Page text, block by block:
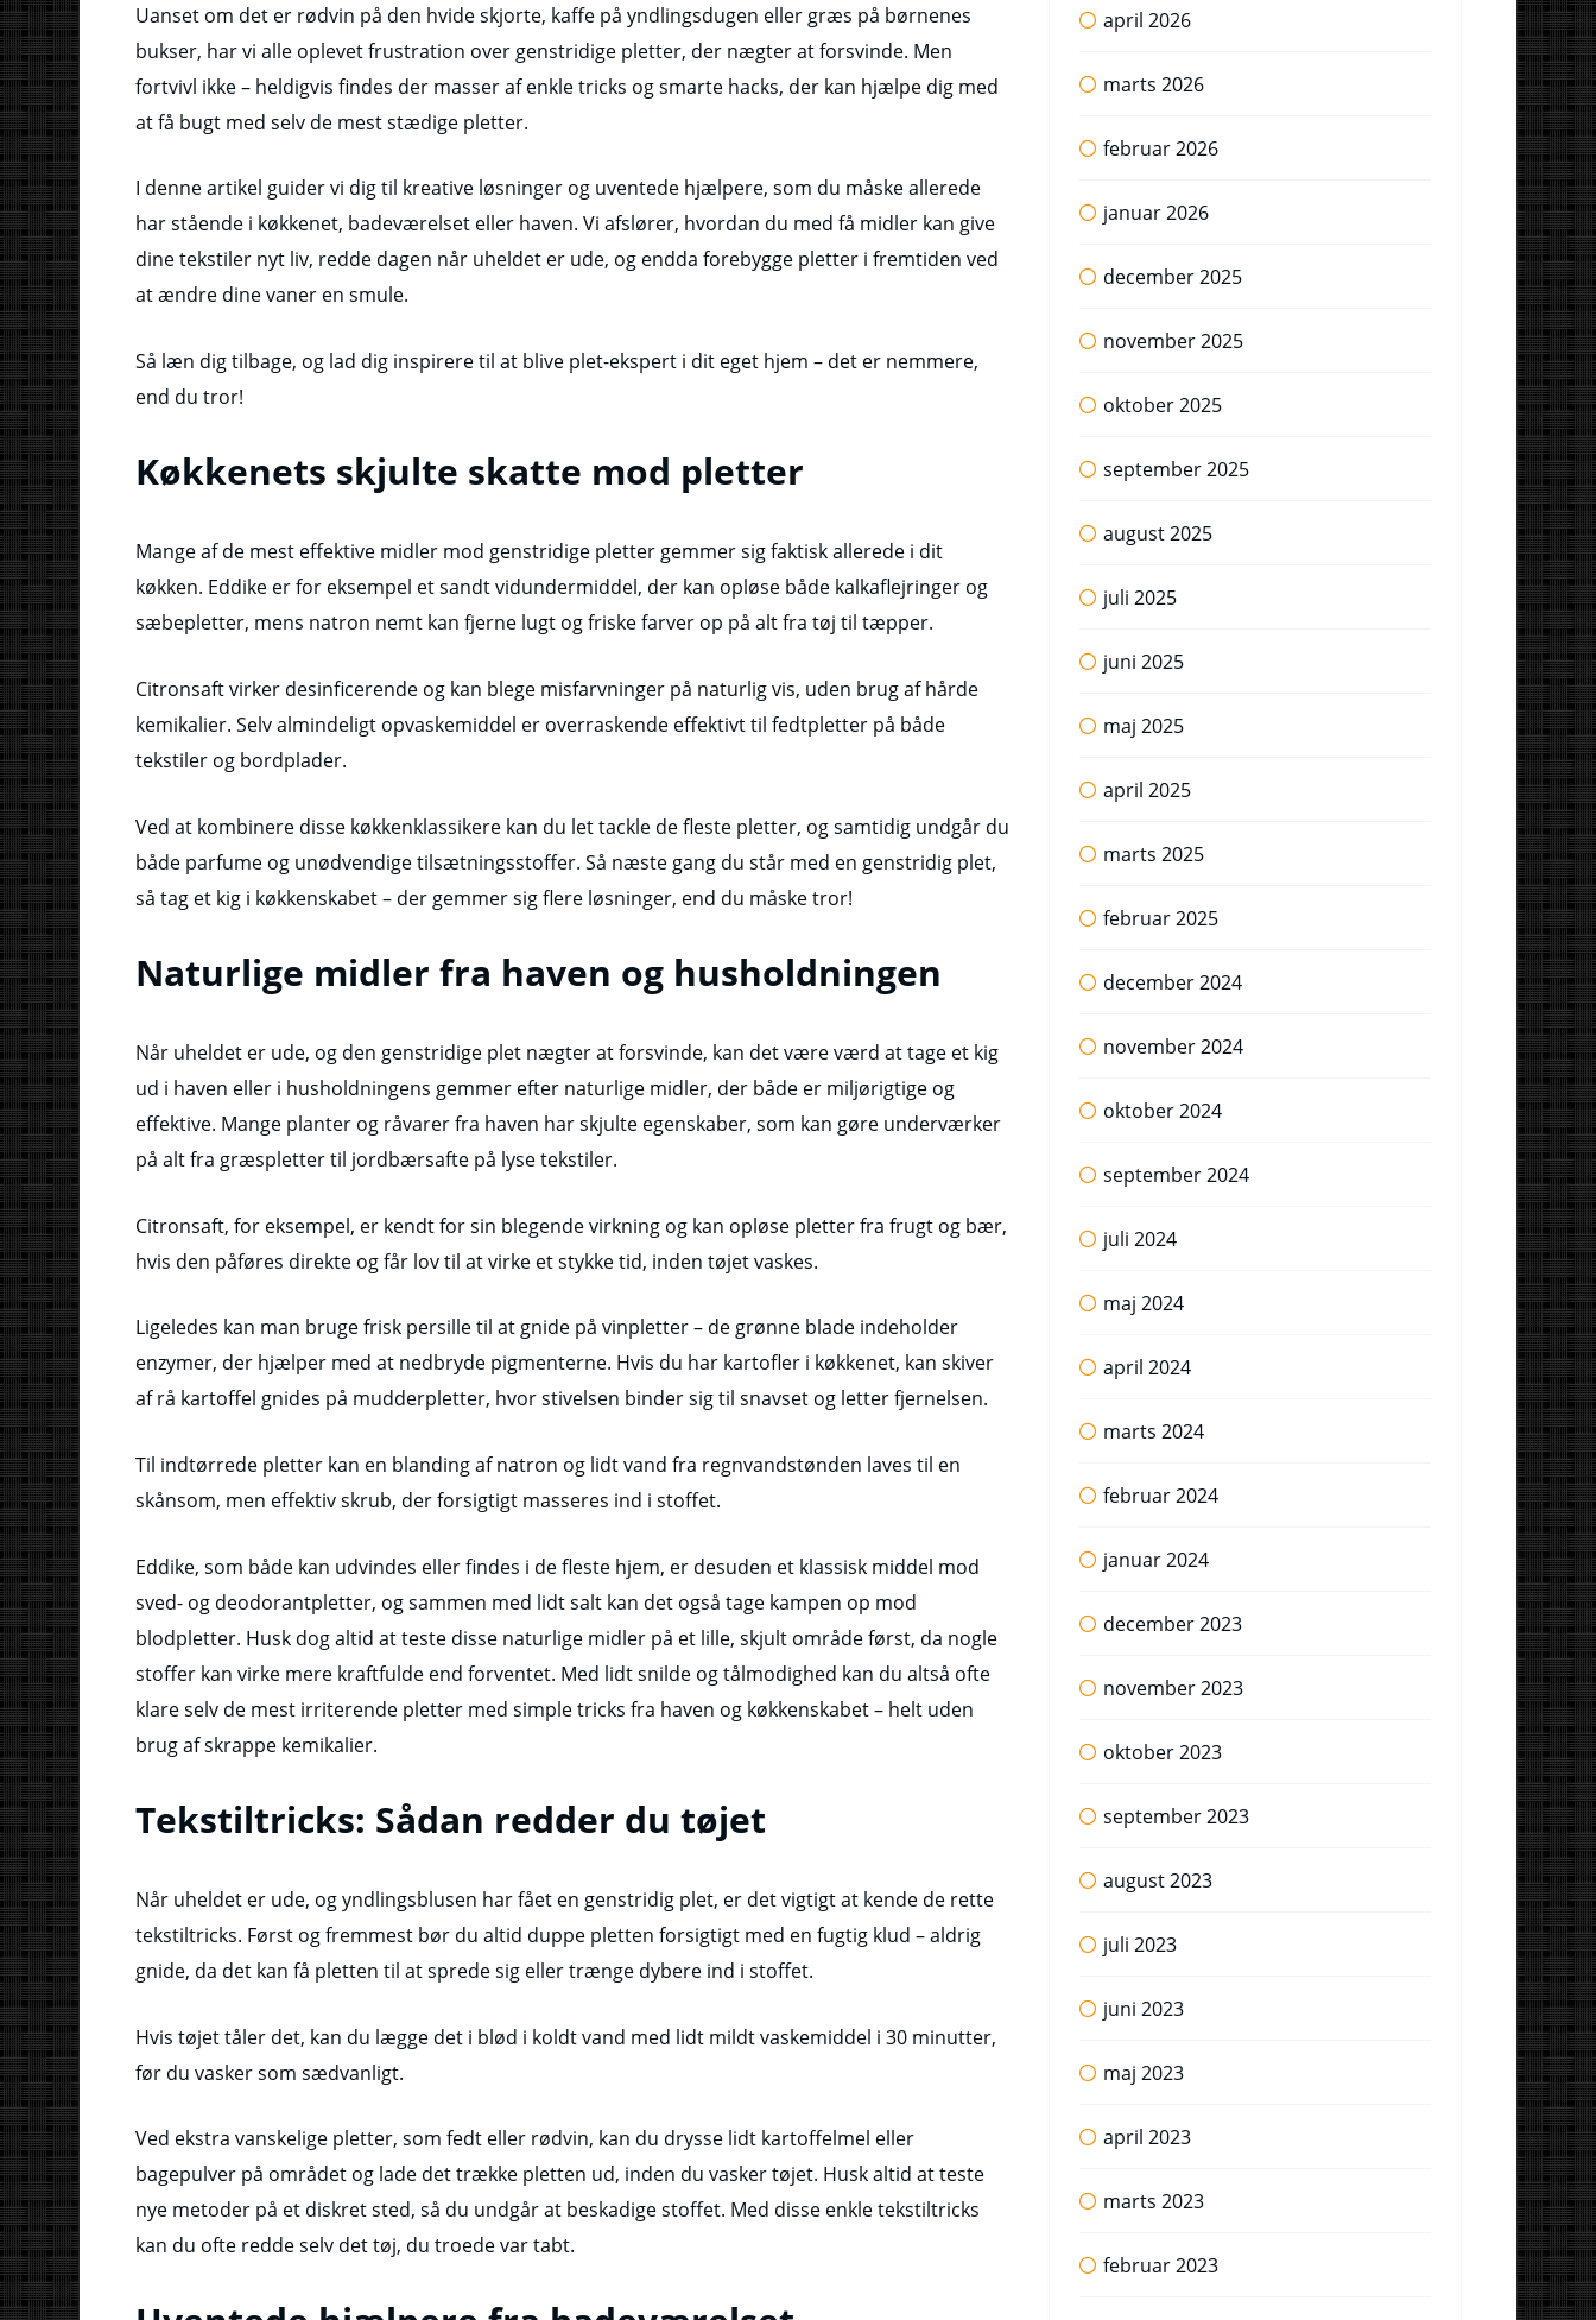
Uanset om det er rødvin på den hvide skjorte, kaffe på yndlingsdugen eller græs på børnenes
bukser, har vi alle oplevet frustration over genstridige pletter, der nægter at forsvinde. Men
fortvivl ikke – heldigvis findes der masser af enkle tricks og smarte hacks, der kan hjælpe dig med
at få bugt med selv de mest stædige pletter.
I denne artikel guider vi dig til kreative løsninger og uventede hjælpere, som du måske allerede
har stående i køkkenet, badeværelset eller haven. Vi afslører, hvordan du med få midler kan give
dine tekstiler nyt liv, redde dagen når uheldet er ude, og endda forebygge pletter i fremtiden ved
at ændre dine vaner en smule.
Så læn dig tilbage, og lad dig inspirere til at blive plet-ekspert i dit eget hjem – det er nemmere,
end du tror!
Køkkenets skjulte skatte mod pletter
Mange af de mest effektive midler mod genstridige pletter gemmer sig faktisk allerede i dit
køkken. Eddike er for eksempel et sandt vidundermiddel, der kan opløse både kalkaflejringer og
sæbepletter, mens natron nemt kan fjerne lugt og friske farver op på alt fra tøj til tæpper.
Citronsaft virker desinficerende og kan blege misfarvninger på naturlig vis, uden brug af hårde
kemikalier. Selv almindeligt opvaskemiddel er overraskende effektivt til fedtpletter på både
tekstiler og bordplader.
Ved at kombinere disse køkkenklassikere kan du let tackle de fleste pletter, og samtidig undgår du
både parfume og unødvendige tilsætningsstoffer. Så næste gang du står med en genstridig plet,
så tag et kig i køkkenskabet – der gemmer sig flere løsninger, end du måske tror!
Naturlige midler fra haven og husholdningen
Når uheldet er ude, og den genstridige plet nægter at forsvinde, kan det være værd at tage et kig
ud i haven eller i husholdningens gemmer efter naturlige midler, der både er miljørigtige og
effektive. Mange planter og råvarer fra haven har skjulte egenskaber, som kan gøre underværker
på alt fra græspletter til jordbærsafte på lyse tekstiler.
Citronsaft, for eksempel, er kendt for sin blegende virkning og kan opløse pletter fra frugt og bær,
hvis den påføres direkte og får lov til at virke et stykke tid, inden tøjet vaskes.
Ligeledes kan man bruge frisk persille til at gnide på vinpletter – de grønne blade indeholder
enzymer, der hjælper med at nedbryde pigmenterne. Hvis du har kartofler i køkkenet, kan skiver
af rå kartoffel gnides på mudderpletter, hvor stivelsen binder sig til snavset og letter fjernelsen.
Til indtørrede pletter kan en blanding af natron og lidt vand fra regnvandstønden laves til en
skånsom, men effektiv skrub, der forsigtigt masseres ind i stoffet.
Eddike, som både kan udvindes eller findes i de fleste hjem, er desuden et klassisk middel mod
sved- og deodorantpletter, og sammen med lidt salt kan det også tage kampen op mod
blodpletter. Husk dog altid at teste disse naturlige midler på et lille, skjult område først, da nogle
stoffer kan virke mere kraftfulde end forventet. Med lidt snilde og tålmodighed kan du altså ofte
klare selv de mest irriterende pletter med simple tricks fra haven og køkkenskabet – helt uden
brug af skrappe kemikalier.
Tekstiltricks: Sådan redder du tøjet
Når uheldet er ude, og yndlingsblusen har fået en genstridig plet, er det vigtigt at kende de rette
tekstiltricks. Først og fremmest bør du altid duppe pletten forsigtigt med en fugtig klud – aldrig
gnide, da det kan få pletten til at sprede sig eller trænge dybere ind i stoffet.
Hvis tøjet tåler det, kan du lægge det i blød i koldt vand med lidt mildt vaskemiddel i 30 minutter,
før du vasker som sædvanligt.
Ved ekstra vanskelige pletter, som fedt eller rødvin, kan du drysse lidt kartoffelmel eller
bagepulver på området og lade det trække pletten ud, inden du vasker tøjet. Husk altid at teste
nye metoder på et diskret sted, så du undgår at beskadige stoffet. Med disse enkle tekstiltricks
kan du ofte redde selv det tøj, du troede var tabt.
april 2026
marts 2026
februar 2026
januar 2026
december 2025
november 2025
oktober 2025
september 2025
august 2025
juli 2025
juni 2025
maj 2025
april 2025
marts 2025
februar 2025
december 2024
november 2024
oktober 2024
september 2024
juli 2024
maj 2024
april 2024
marts 2024
februar 2024
januar 2024
december 2023
november 2023
oktober 2023
september 2023
august 2023
juli 2023
juni 2023
maj 2023
april 2023
marts 2023
februar 2023